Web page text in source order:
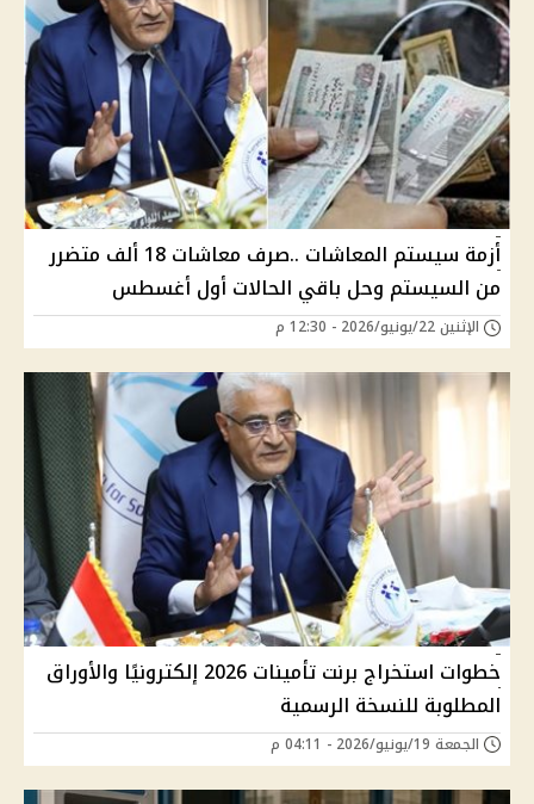
أزمة سيستم المعاشات ..صرف معاشات 18 ألف متضرر
من السيستم وحل باقي الحالات أول أغسطس
الإثنين 22/يونيو/2026 - 12:30 م
خطوات استخراج برنت تأمينات 2026 إلكترونيًا والأوراق
المطلوبة للنسخة الرسمية
الجمعة 19/يونيو/2026 - 04:11 م